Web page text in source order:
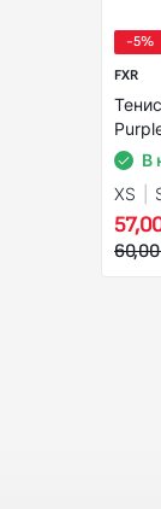
-5%
FXR
В
XS
60,00